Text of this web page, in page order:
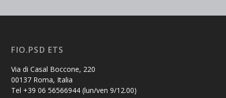
FIO.PSD ETS
Via di Casal Boccone, 220
00137 Roma, Italia
Tel +39 06 56566944 (lun/ven 9/12.00)